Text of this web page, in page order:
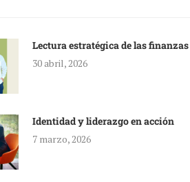
Lectura estratégica de las finanzas
30 abril, 2026
Identidad y liderazgo en acción
7 marzo, 2026